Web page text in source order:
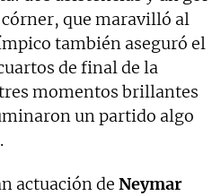
que maravilló al
también aseguró el
de final de la
momentos brillantes
un partido algo
actuación de Neymar